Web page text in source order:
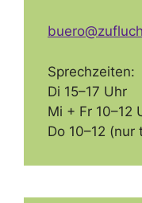
Sprechzeiten:
Di 15–17 Uhr
Mi + Fr 10–12
Do 10–12 (nur